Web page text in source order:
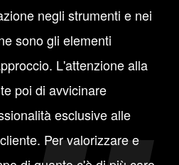
negli strumenti e nei
sono gli elementi
L'attenzione alla
poi di avvicinare
esclusive alle
Per valorizzare e